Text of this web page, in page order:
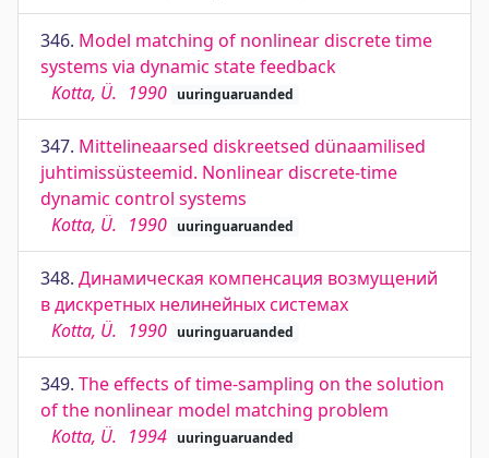
346. Model matching of nonlinear discrete time
systems via dynamic state feedback
Kotta, Ü. 1990 uuringuaruanded
347. Mittelineaarsed diskreetsed dünaamilised
juhtimissüsteemid. Nonlinear discrete-time
dynamic control systems
Kotta, Ü. 1990 uuringuaruanded
348. Динамическая компенсация возмущений
в дискретных нелинейных системах
Kotta, Ü. 1990 uuringuaruanded
349. The effects of time-sampling on the solution
of the nonlinear model matching problem
Kotta, Ü. 1994 uuringuaruanded